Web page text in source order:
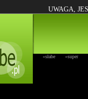
UWAGA,
»słabe »super